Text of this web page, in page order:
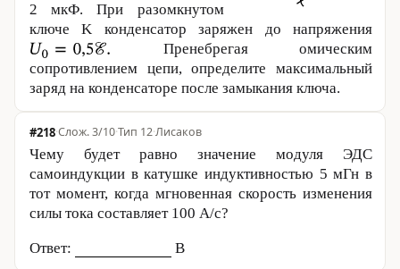
2 мкФ. При разомкнутом
ключе K конденсатор заряжен до напряжения
Пренебрегая омическим
сопротивлением цепи, определите максимальный
заряд на конденсаторе после замыкания ключа.
#218· 3/10·Тип 12·Лисаков
Чему будет равно значение модуля ЭДС
самоиндукции в катушке индуктивностью 5 мГн в
тот момент, когда мгновенная скорость изменения
силы тока составляет 100 А/c?
Ответ: В